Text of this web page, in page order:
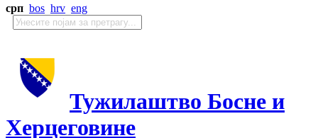
срп bos hrv eng
Тужилаштво Босне и
Херцеговине